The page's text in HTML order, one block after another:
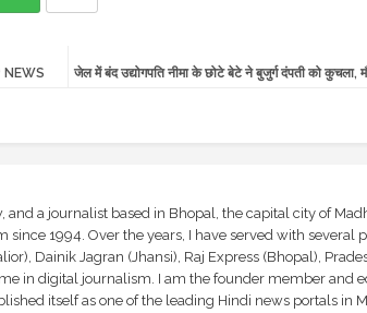
जेल में बंद उद्योगपति नीमा के छोटे बेटे ने बुजुर्ग दंपती को
NEWS
and a journalist based in Bhopal, the capital city of
since 1994. Over the years, I have served with several
Dainik Jagran (Jhansi), Raj Express (Bhopal),
in digital journalism. I am the founder member and
itself as one of the leading Hindi news portals in